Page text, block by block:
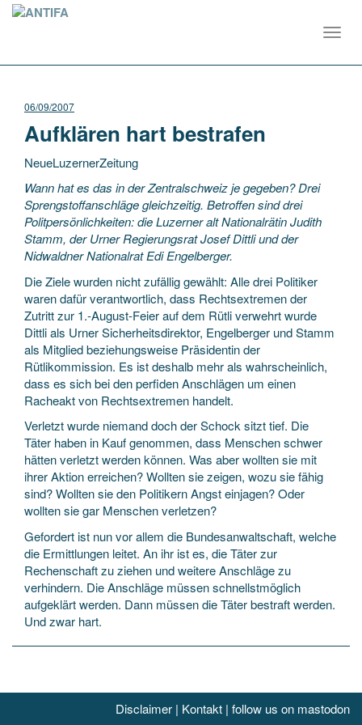
06/09/2007
Aufklären hart bestrafen
NeueLuzernerZeitung
Wann hat es das in der Zentralschweiz je gegeben? Drei
Sprengstoffanschläge gleichzeitig. Betroffen sind drei
Politpersönlichkeiten: die Luzerner alt Nationalrätin Judith
Stamm, der Urner Regierungsrat Josef Dittli und der
Nidwaldner Nationalrat Edi Engelberger.
DieZiele wurden nicht zufällig gewählt: Alle drei Politiker
waren dafür verantwortlich, dass Rechtsextremen der
Zutritt zur 1.-August-Feier auf dem Rütli verwehrt wurde
Dittli als Urner Sicherheitsdirektor, Engelberger und Stamm
als Mitglied beziehungsweise Präsidentin der
Rütlikommission. Es ist deshalb mehr als wahrscheinlich,
dass es sich bei den perfiden Anschlägen um einen
Racheakt von Rechtsextremen handelt.
Verletzt wurde niemand doch der Schock sitzt tief. Die
Täter haben in Kauf genommen, dass Menschen schwer
hätten verletzt werden können. Was aber wollten sie mit
ihrer Aktion erreichen? Wollten sie zeigen, wozu sie fähig
sind? Wollten sie den Politikern Angst einjagen? Oder
wollten sie gar Menschen verletzen?
Gefordert ist nun vor allem die Bundesanwaltschaft, welche
die Ermittlungen leitet. An ihr ist es, die Täter zur
Rechenschaft zu ziehen und weitere Anschläge zu
verhindern. Die Anschläge müssen schnellstmöglich
aufgeklärt werden. Dann müssen die Täter bestraft werden.
Und zwar hart.
Disclaimer | Kontakt | follow us on mastodon